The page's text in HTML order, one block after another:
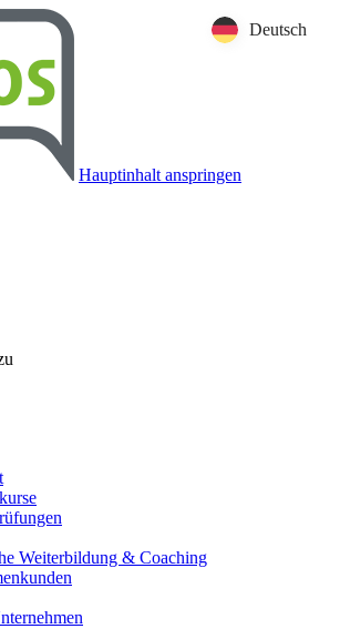
Hauptinhalt anspringen
Weiterbildung & Coaching
Deutsch